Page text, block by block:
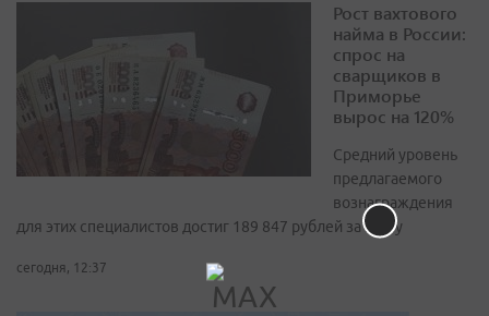
Рост вахтового
найма в России:
спрос на
сварщиков в
Приморье
вырос на 120%
Средний уровень
предлагаемого
вознаграждения
для этих специалистов достиг 189 847 рублей за вахту
сегодня, 12:37